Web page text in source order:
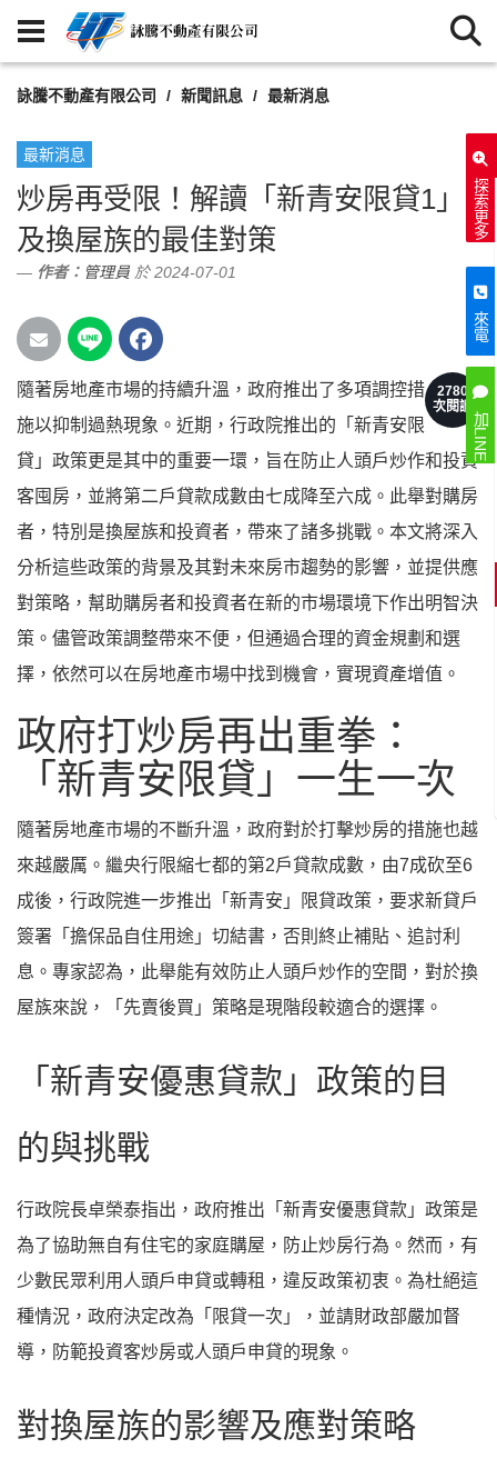
探索更多
來電
加LINE
詠騰不動產有限公司 新聞訊息 最新消息
最新消息
炒房再受限！解讀「新青安限貸1」
及換屋族的最佳對策
作者： 管理員 於 2024-07-01
2780
次閱讀
隨著房地產市場的持續升溫，政府推出了多項調控措
施以抑制過熱現象。近期，行政院推出的「新青安限
貸」政策更是其中的重要一環，旨在防止人頭戶炒作和投資
客囤房，並將第二戶貸款成數由七成降至六成。此舉對購房
者，特別是換屋族和投資者，帶來了諸多挑戰。本文將深入
分析這些政策的背景及其對未來房市趨勢的影響，並提供應
對策略，幫助購房者和投資者在新的市場環境下作出明智決
策。儘管政策調整帶來不便，但通過合理的資金規劃和選
擇，依然可以在房地產市場中找到機會，實現資產增值。
政府打炒房再出重拳：
「新青安限貸」一生一次
隨著房地產市場的不斷升溫，政府對於打擊炒房的措施也越
來越嚴厲。繼央行限縮七都的第2戶貸款成數，由7成砍至6
成後，行政院進一步推出「新青安」限貸政策，要求新貸戶
簽署「擔保品自住用途」切結書，否則終止補貼、追討利
息。專家認為，此舉能有效防止人頭戶炒作的空間，對於換
屋族來說，「先賣後買」策略是現階段較適合的選擇。
「新青安優惠貸款」政策的目
的與挑戰
行政院長卓榮泰指出，政府推出「新青安優惠貸款」政策是
為了協助無自有住宅的家庭購屋，防止炒房行為。然而，有
少數民眾利用人頭戶申貸或轉租，違反政策初衷。為杜絕這
種情況，政府決定改為「限貸一次」，並請財政部嚴加督
導，防範投資客炒房或人頭戶申貸的現象。
對換屋族的影響及應對策略